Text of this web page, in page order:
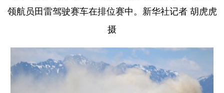
领航员田雷驾驶赛车在排位赛中。新华社记者 胡虎虎
摄